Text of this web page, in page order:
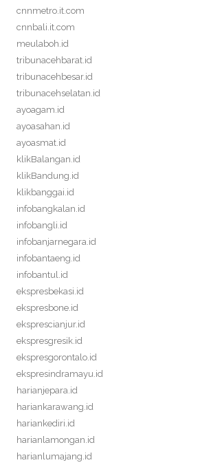
cnnmetro.it.com
cnnbali.it.com
meulaboh.id
tribunacehbarat.id
tribunacehbesar.id
tribunacehselatan.id
ayoagam.id
ayoasahan.id
ayoasmat.id
klikBalangan.id
klikBandung.id
klikbanggai.id
infobangkalan.id
infobangli.id
infobanjarnegara.id
infobantaeng.id
infobantul.id
ekspresbekasi.id
ekspresbone.id
eksprescianjur.id
ekspresgresik.id
ekspresgorontalo.id
ekspresindramayu.id
harianjepara.id
hariankarawang.id
hariankediri.id
harianlamongan.id
harianlumajang.id